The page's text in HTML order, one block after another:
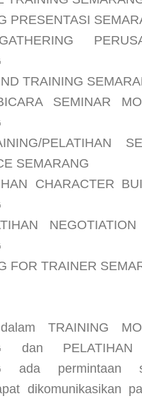
PRESENTASI
GATHERING
TRAINING
SEMINAR
PELATIHAN
SEMARANG
CHARACTER
FOR TRAINER
TRAINING
dan
ada permintaan
dikomunikasikan